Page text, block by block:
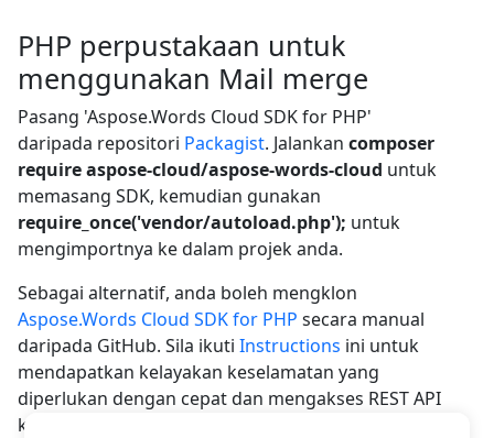
PHP perpustakaan untuk
menggunakan Mail merge
Pasang 'Aspose.Words Cloud SDK for PHP'
daripada repositori Packagist. Jalankan composer
require aspose-cloud/aspose-words-cloud untuk
memasang SDK, kemudian gunakan
require_once('vendor/autoload.php'); untuk
mengimportnya ke dalam projek anda.
Sebagai alternatif, anda boleh mengklon
Aspose.Words Cloud SDK for PHP secara manual
daripada GitHub. Sila ikuti Instructions ini untuk
mendapatkan kelayakan keselamatan yang
diperlukan dengan cepat dan mengakses REST API
kami.